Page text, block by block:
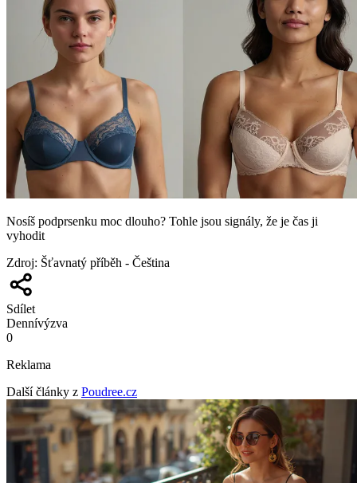
Nosíš podprsenku moc dlouho? Tohle jsou signály, že je čas ji
vyhodit
Zdroj: Šťavnatý příběh - Čeština
Sdílet
Dennívýzva
0
Reklama
Další články z Poudree.cz